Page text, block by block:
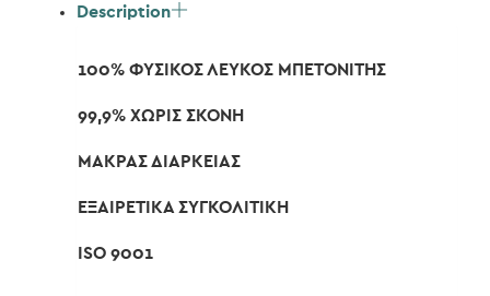
Description
100% ΦΥΣΙΚΟΣ ΛΕΥΚΟΣ ΜΠΕΤΟΝΙΤΗΣ
99,9% ΧΩΡΙΣ ΣΚΟΝΗ
ΜΑΚΡΑΣ ΔΙΑΡΚΕΙΑΣ
ΕΞΑΙΡΕΤΙΚΑ ΣΥΓΚΟΛΙΤΙΚΗ
ISO 9001